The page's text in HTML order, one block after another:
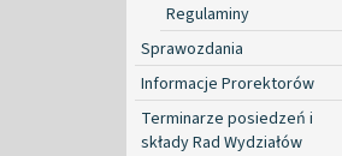
Regulaminy
Sprawozdania
Informacje Prorektorów
Terminarze posiedzeń i
składy Rad Wydziałów